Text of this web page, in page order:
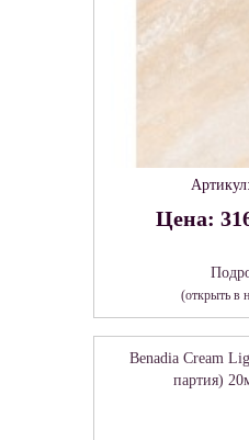
Артикул:
Цена:
(открыть в
Benadia Cream
партия)